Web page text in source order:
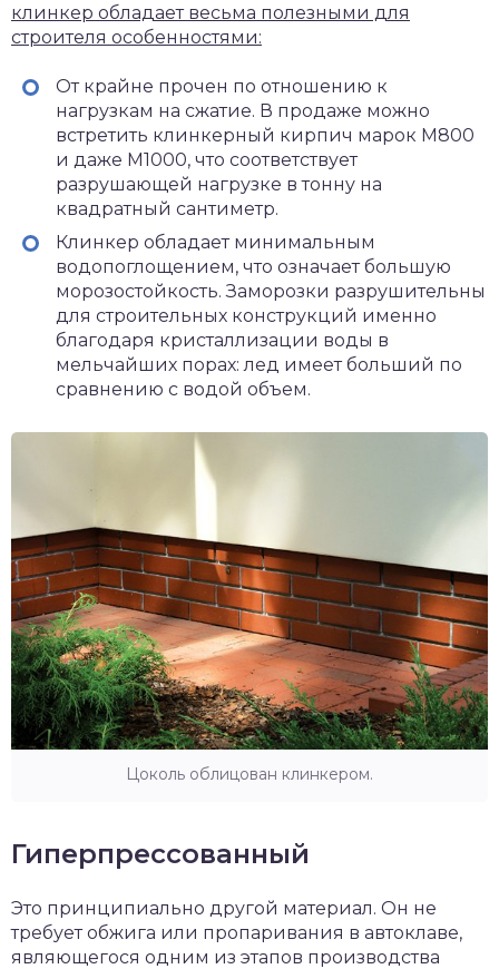
клинкер обладает весьма полезными для
строителя особенностями:
От крайне прочен по отношению к
нагрузкам на сжатие. В продаже можно
встретить клинкерный кирпич марок М800
и даже М1000, что соответствует
разрушающей нагрузке в тонну на
квадратный сантиметр.
Клинкер обладает минимальным
водопоглощением, что означает большую
морозостойкость. Заморозки разрушительны
для строительных конструкций именно
благодаря кристаллизации воды в
мельчайших порах: лед имеет больший по
сравнению с водой объем.
Цоколь облицован клинкером.
Гиперпрессованный
Это принципиально другой материал. Он не
требует обжига или пропаривания в автоклаве,
являющегося одним из этапов производства